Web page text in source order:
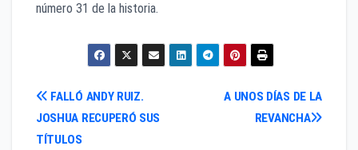
número 31 de la historia.
Navegación
de
A UNOS DÍAS DE LA
REVANCHA
FALLÓ ANDY RUIZ.
JOSHUA RECUPERÓ SUS
TÍTULOS